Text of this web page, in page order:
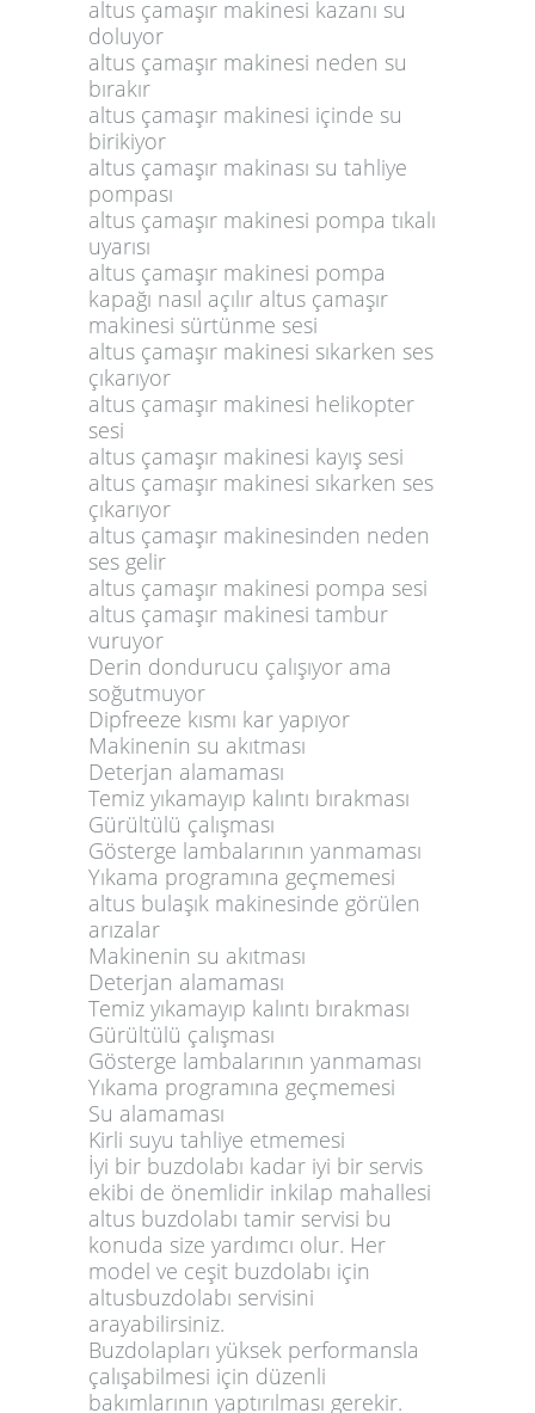
altus çamaşır makinesi kazanı su
doluyor
altus çamaşır makinesi neden su
bırakır
altus çamaşır makinesi içinde su
birikiyor
altus çamaşır makinası su tahliye
pompası
altus çamaşır makinesi pompa tıkalı
uyarısı
altus çamaşır makinesi pompa
kapağı nasıl açılır altus çamaşır
makinesi sürtünme sesi
altus çamaşır makinesi sıkarken ses
çıkarıyor
altus çamaşır makinesi helikopter
sesi
altus çamaşır makinesi kayış sesi
altus çamaşır makinesi sıkarken ses
çıkarıyor
altus çamaşır makinesinden neden
ses gelir
altus çamaşır makinesi pompa sesi
altus çamaşır makinesi tambur
vuruyor
Derin dondurucu çalışıyor ama
soğutmuyor
Dipfreeze kısmı kar yapıyor
Makinenin su akıtması
Deterjan alamaması
Temiz yıkamayıp kalıntı bırakması
Gürültülü çalışması
Gösterge lambalarının yanmaması
Yıkama programına geçmemesi
altus bulaşık makinesinde görülen
arızalar
Makinenin su akıtması
Deterjan alamaması
Temiz yıkamayıp kalıntı bırakması
Gürültülü çalışması
Gösterge lambalarının yanmaması
Yıkama programına geçmemesi
Su alamaması
Kirli suyu tahliye etmemesi
İyi bir buzdolabı kadar iyi bir servis
ekibi de önemlidir inkilap mahallesi
altus buzdolabı tamir servisi bu
konuda size yardımcı olur. Her
model ve ceşit buzdolabı için
altusbuzdolabı servisini
arayabilirsiniz.
Buzdolapları yüksek performansla
çalışabilmesi için düzenli
bakımlarının yaptırılması gerekir.